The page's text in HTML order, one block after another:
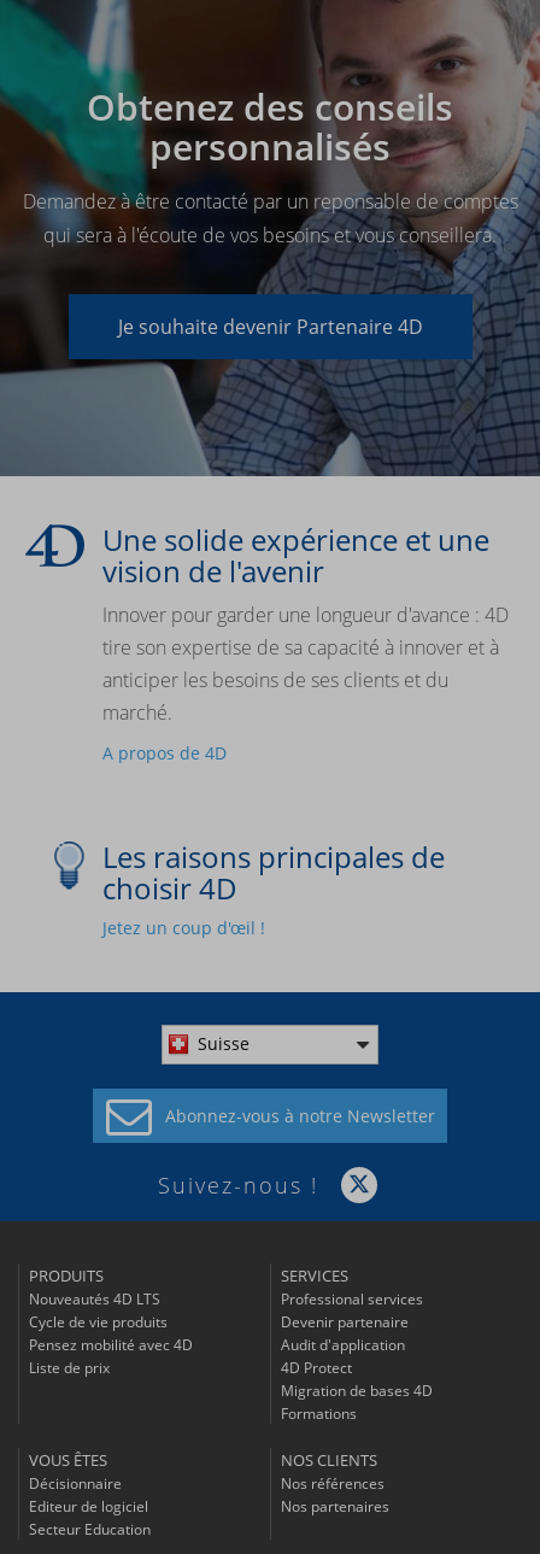
Obtenez des conseils
personnalisés
Demandez à être contacté par un reponsable de comptes
qui sera à l'écoute de vos besoins et vous conseillera.
Je souhaite devenir Partenaire 4D
Une solide expérience et une
vision de l'avenir
Innover pour garder une longueur d'avance : 4D
tire son expertise de sa capacité à innover et à
anticiper les besoins de ses clients et du
marché.
A propos de 4D
Les raisons principales de
choisir 4D
Jetez un coup d'œil !
Suisse
Abonnez-vous à notre Newsletter
Suivez-nous !
PRODUITS
Nouveautés 4D LTS
Cycle de vie produits
Pensez mobilité avec 4D
Liste de prix
SERVICES
Professional services
Devenir partenaire
Audit d'application
4D Protect
Migration de bases 4D
Formations
VOUS ÊTES
Décisionnaire
Editeur de logiciel
Secteur Education
NOS CLIENTS
Nos références
Nos partenaires